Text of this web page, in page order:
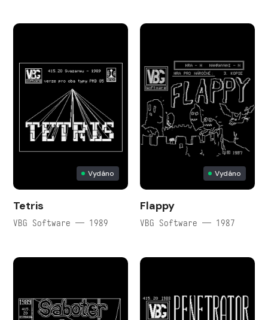
Vydáno
Tetris
VBG Software — 1989
Vydáno
Flappy
VBG Software — 1987